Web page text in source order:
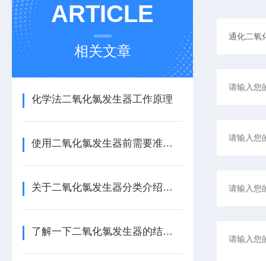
ARTICLE
相关文章
化学法二氧化氯发生器工作原理
使用二氧化氯发生器前需要准备些什么？
关于二氧化氯发生器分类介绍，还不快来看看
了解一下二氧化氯发生器的结构功能及原理